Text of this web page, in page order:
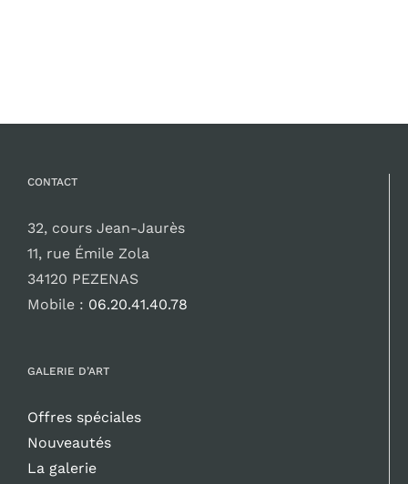
CONTACT
32, cours Jean-Jaurès
11, rue Émile Zola
34120 PEZENAS
Mobile : 06.20.41.40.78
GALERIE D’ART
Offres spéciales
Nouveautés
La galerie